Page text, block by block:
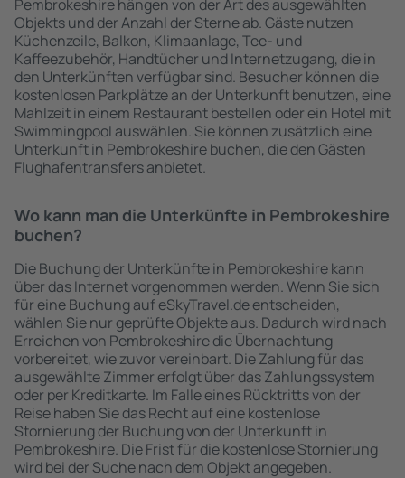
Pembrokeshire hängen von der Art des ausgewählten
Objekts und der Anzahl der Sterne ab. Gäste nutzen
Küchenzeile, Balkon, Klimaanlage, Tee- und
Kaffeezubehör, Handtücher und Internetzugang, die in
den Unterkünften verfügbar sind. Besucher können die
kostenlosen Parkplätze an der Unterkunft benutzen, eine
Mahlzeit in einem Restaurant bestellen oder ein Hotel mit
Swimmingpool auswählen. Sie können zusätzlich eine
Unterkunft in Pembrokeshire buchen, die den Gästen
Flughafentransfers anbietet.
Wo kann man die Unterkünfte in Pembrokeshire
buchen?
Die Buchung der Unterkünfte in Pembrokeshire kann
über das Internet vorgenommen werden. Wenn Sie sich
für eine Buchung auf eSkyTravel.de entscheiden,
wählen Sie nur geprüfte Objekte aus. Dadurch wird nach
Erreichen von Pembrokeshire die Übernachtung
vorbereitet, wie zuvor vereinbart. Die Zahlung für das
ausgewählte Zimmer erfolgt über das Zahlungssystem
oder per Kreditkarte. Im Falle eines Rücktritts von der
Reise haben Sie das Recht auf eine kostenlose
Stornierung der Buchung von der Unterkunft in
Pembrokeshire. Die Frist für die kostenlose Stornierung
wird bei der Suche nach dem Objekt angegeben.